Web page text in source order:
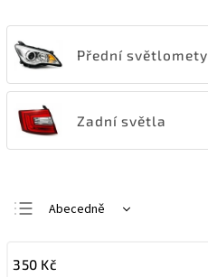
Přední světlomety
Zadní světla
Abecedně
Nejdražší
350 Kč